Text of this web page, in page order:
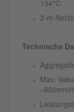
134°C
2-m-
Technische
Max.